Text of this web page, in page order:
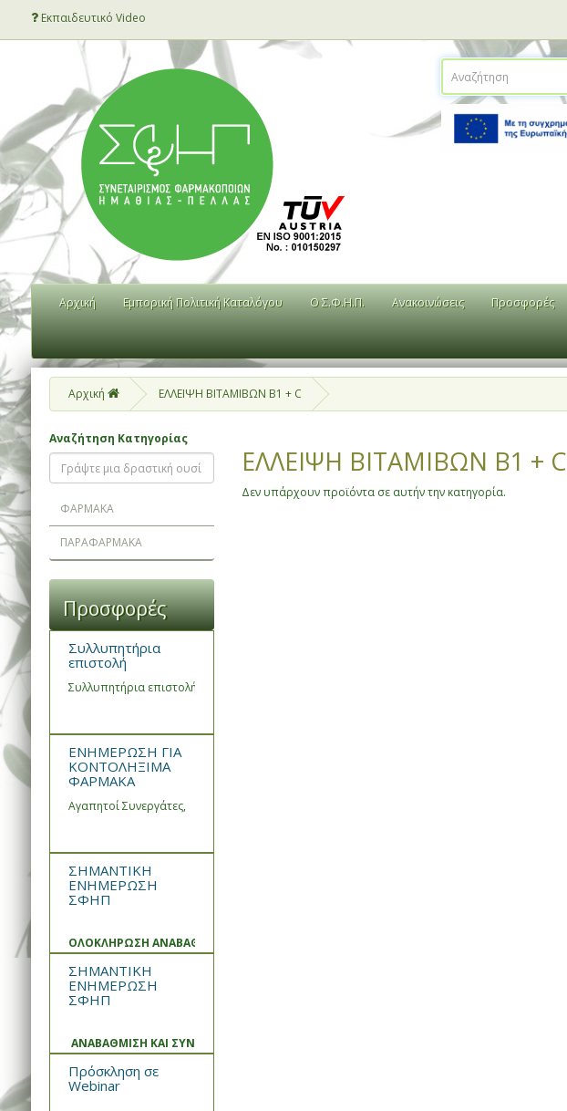
Εκπαιδευτικό Video
Αρχική Εμπορική Πολιτική Καταλόγου Ο Σ.Φ.Η.Π. Ανακοινώσεις Προσφορές
Αρχική ΕΛΛΕΙΨΗ ΒΙΤΑΜΙΒΩΝ B1 + C
Αναζήτηση Κατηγορίας
ΦΑΡΜΑΚΑ
ΠΑΡΑΦΑΡΜΑΚΑ
Προσφορές
Συλλυπητήρια
επιστολή
Συλλυπητήρια επιστολή του Συνεταιρισμού Φαρμακοποιών Ημαθίας και Πέλλας
ΕΝΗΜΕΡΩΣΗ ΓΙΑ
ΚΟΝΤΟΛΗΞΙΜΑ
ΦΑΡΜΑΚΑ
Αγαπητοί Συνεργάτες,
ΣΗΜΑΝΤΙΚΗ
ΕΝΗΜΕΡΩΣΗ
ΣΦΗΠ
ΟΛΟΚΛΗΡΩΣΗ ΑΝΑΒΑΘΜΙΣΗΣ ΚΑΙ ΣΥΝΤΗΡΗΣΗΣ ΣΥΣΤΗΜΑΤΟΣ
ΣΗΜΑΝΤΙΚΗ
ΕΝΗΜΕΡΩΣΗ
ΣΦΗΠ
ΑΝΑΒΑΘΜΙΣΗ ΚΑΙ ΣΥΝΤΗΡΗΣΗ ΣΥΣΤΗΜΑΤΟΣ
Πρόσκληση σε
Webinar
ΕΛΛΕΙΨΗ ΒΙΤΑΜΙΒΩΝ B1 + C
Δεν υπάρχουν προϊόντα σε αυτήν την κατηγορία.